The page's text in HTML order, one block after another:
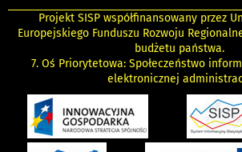
Projekt SISP współfinansowany przez
Europejskiego Funduszu Rozwoju
budżetu państwa.
7. Oś Priorytetowa: Społeczeństwo
elektronicznej